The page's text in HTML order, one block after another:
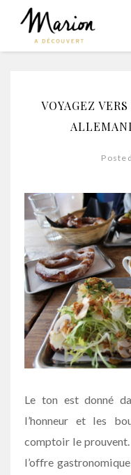
VOYAGEZ
Le ton est donné
l’honneur et les
comptoir le prouvent.
l’offre